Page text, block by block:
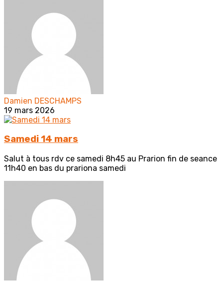
Damien DESCHAMPS
19 mars 2026
Samedi 14 mars
Salut à tous rdv ce samedi 8h45 au Prarion fin de seance
11h40 en bas du prariona samedi